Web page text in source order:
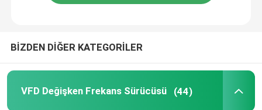
BİZDEN DİĞER KATEGORİLER
VFD Değişken Frekans Sürücüsü (44)